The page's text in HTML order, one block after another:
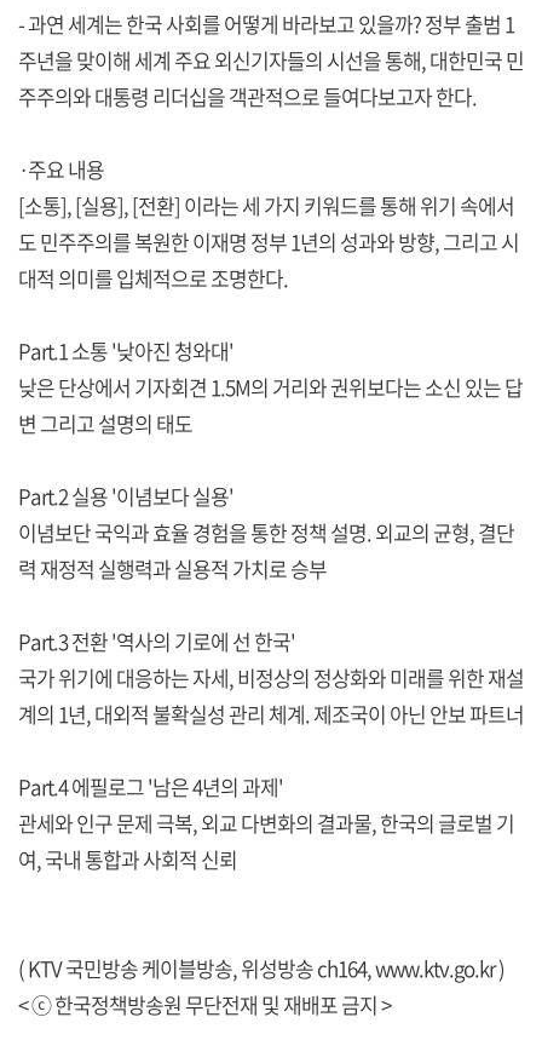
- 과연 세계는 한국 사회를 어떻게 바라보고 있을까? 정부 출범 1
주년을 맞이해 세계 주요 외신기자들의 시선을 통해, 대한민국 민
주주의와 대통령 리더십을 객관적으로 들여다보고자 한다.
·주요 내용
[소통], [실용], [전환] 이라는 세 가지 키워드를 통해 위기 속에서
도 민주주의를 복원한 이재명 정부 1년의 성과와 방향, 그리고 시
대적 의미를 입체적으로 조명한다.
Part.1 소통 '낮아진 청와대'
낮은 단상에서 기자회견 1.5M의 거리와 권위보다는 소신 있는 답
변 그리고 설명의 태도
Part.2 실용 '이념보다 실용'
이념보단 국익과 효율 경험을 통한 정책 설명. 외교의 균형, 결단
력 재정적 실행력과 실용적 가치로 승부
Part.3 전환 '역사의 기로에 선 한국'
국가 위기에 대응하는 자세, 비정상의 정상화와 미래를 위한 재설
계의 1년, 대외적 불확실성 관리 체계. 제조국이 아닌 안보 파트너
Part.4 에필로그 '남은 4년의 과제'
관세와 인구 문제 극복, 외교 다변화의 결과물, 한국의 글로벌 기
여, 국내 통합과 사회적 신뢰
( KTV 국민방송 케이블방송, 위성방송 ch164,www.ktv.go.kr)
< ⓒ 한국정책방송원 무단전재 및 재배포 금지 >